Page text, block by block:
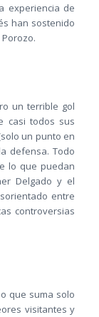
experiencia de
han sostenido
un terrible gol
casi todos sus
un punto en
defensa. Todo
lo que puedan
Delgado y el
entre
controversias
que suma solo
visitantes y